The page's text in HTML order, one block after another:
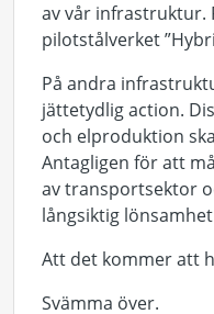
av vår infrastruktur.
pilotstålverket
På andra
jättetydlig action.
och elproduktion
Antagligen för att
av transportsektor
långsiktig
Att det kommer att
Svämma över.